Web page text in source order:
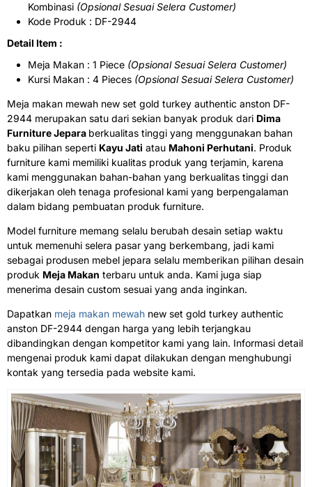
Kombinasi (Opsional Sesuai Selera Customer)
Kode Produk : DF-2944
Detail Item :
Meja Makan : 1 Piece (Opsional Sesuai Selera Customer)
Kursi Makan : 4 Pieces (Opsional Sesuai Selera Customer)
Meja makan mewah new set gold turkey authentic anston DF-
2944 merupakan satu dari sekian banyak produk dari Dima
Furniture Jepara berkualitas tinggi yang menggunakan bahan
baku pilihan seperti Kayu Jati atau Mahoni Perhutani. Produk
furniture kami memiliki kualitas produk yang terjamin, karena
kami menggunakan bahan-bahan yang berkualitas tinggi dan
dikerjakan oleh tenaga profesional kami yang berpengalaman
dalam bidang pembuatan produk furniture.
Model furniture memang selalu berubah desain setiap waktu
untuk memenuhi selera pasar yang berkembang, jadi kami
sebagai produsen mebel jepara selalu memberikan pilihan desain
produk Meja Makan terbaru untuk anda. Kami juga siap
menerima desain custom sesuai yang anda inginkan.
Dapatkan meja makan mewah new set gold turkey authentic
anston DF-2944 dengan harga yang lebih terjangkau
dibandingkan dengan kompetitor kami yang lain. Informasi detail
mengenai produk kami dapat dilakukan dengan menghubungi
kontak yang tersedia pada website kami.